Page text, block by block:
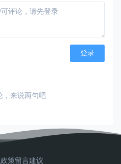
登录
，来说两句吧
策留言建议